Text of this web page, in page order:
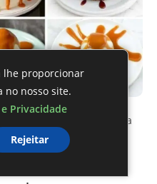
traz um toque especial a
algumas sugestões
brilhar:
lhe proporcionar
no nosso site.
Privacidade
Rejeitar